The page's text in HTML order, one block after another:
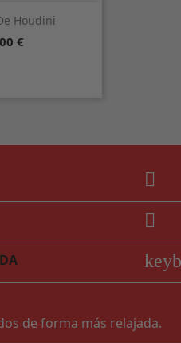
Houdini
€


de forma más relajada.